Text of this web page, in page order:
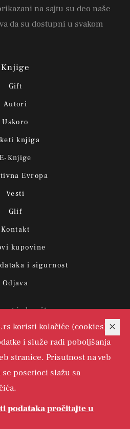
koristi kolačiće (cookies)
i služe radi poboljšanja
stranice. Prisutnost na veb
posetioci slažu sa
podataka pročitajte u
na sajtu su deo naše
da su dostupni u svakom
Knjige
Gift
Autori
Uskoro
knjiga
E-Knjige
Evropa
Vesti
Glif
Kontakt
kupovine
i sigurnost
Odjava
izdavaštvo.